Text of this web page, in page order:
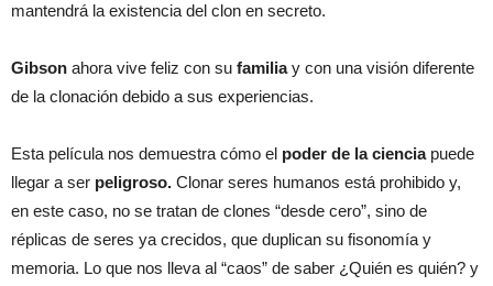
mantendrá la existencia del clon en secreto.
Gibson ahora vive feliz con su familiay con una visión diferente
de la clonación debido a sus experiencias.
Esta película nos demuestra cómo el poder de la cienciapuede
llegar a ser peligroso. Clonar seres humanos está prohibido y,
en este caso, no se tratan de clones “desde cero”, sino de
réplicas de seres ya crecidos, que duplican su fisonomía y
memoria. Lo que nos lleva al “caos” de saber ¿Quién es quién? y